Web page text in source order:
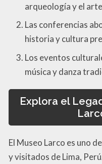
arqueología y el
Las conferencias
historia y cultura
Los eventos
música y danza
Explora el
El Museo Larco es uno
y visitados de Lima,